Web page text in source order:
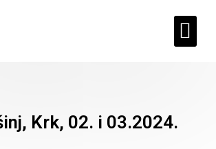
Krk, 02. i 03.2024.